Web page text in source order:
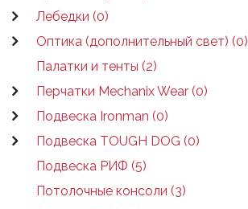
Лебедки (0)
Оптика (дополнительный свет) (0)
Палатки и тенты (2)
Перчатки Mechanix Wear (0)
Подвеска Ironman (0)
Подвеска TOUGH DOG (0)
Подвеска РИФ (5)
Потолочные консоли (3)